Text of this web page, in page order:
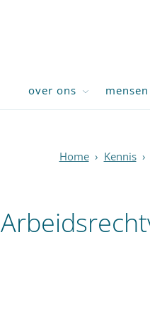
over ons mensen
Home › Kennis ›